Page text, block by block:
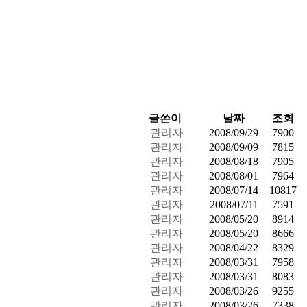
글쓴이 날짜
조회
관리자 2008/09/29
7900
관리자 2008/09/09
7815
관리자 2008/08/18
7905
관리자 2008/08/01
7964
관리자 2008/07/14
10817
관리자 2008/07/11
7591
관리자 2008/05/20
8914
관리자 2008/05/20
8666
관리자 2008/04/22
8329
관리자 2008/03/31
7958
관리자 2008/03/31
8083
관리자 2008/03/26
9255